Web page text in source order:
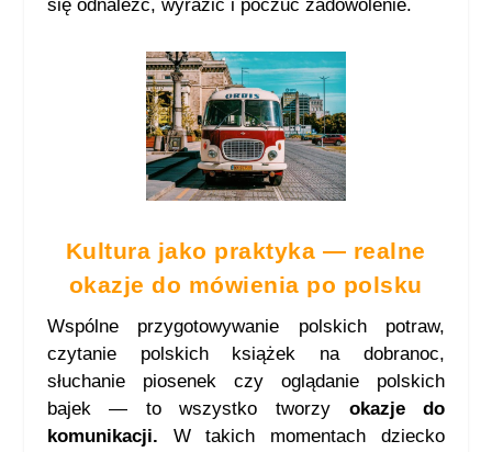
się odnaleźć, wyrazić i poczuć zadowolenie.
Kultura jako praktyka — realne
okazje do mówienia po polsku
Wspólne przygotowywanie polskich potraw,
czytanie polskich książek na dobranoc,
słuchanie piosenek czy oglądanie polskich
bajek — to wszystko tworzy okazje do
komunikacji. W takich momentach dziecko